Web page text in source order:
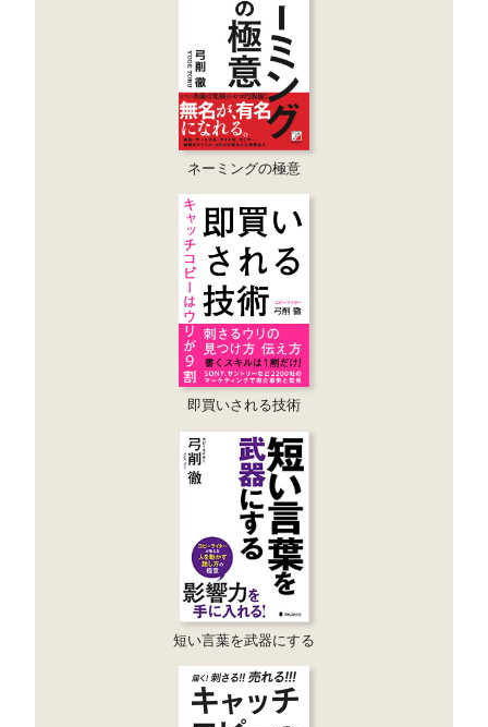
ネーミングの極意
即買いされる技術
短い言葉を武器にする